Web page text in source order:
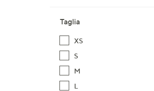
Taglia
XS
S
M
L